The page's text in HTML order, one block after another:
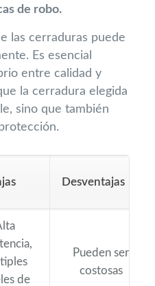
de robo.
las cerraduras puede
Es esencial
entre calidad y
la cerradura elegida
sino que también
Desventajas
de
Pueden ser
costosas